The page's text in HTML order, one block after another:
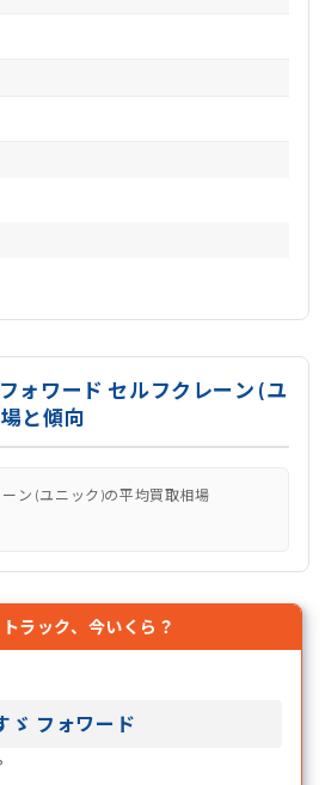
ォワード セルフクレーン (ユ
と傾向
ン (ユニック)の平均買取相場
ラック、今いくら？
ゞ フォワード